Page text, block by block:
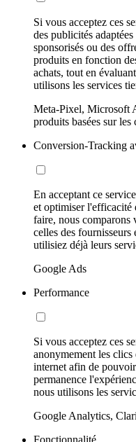
Si vous acceptez ces
des publicités
sponsorisés ou des
produits en fonction
achats, tout en
utilisons les services
Meta-Pixel, Microsoft
produits basées sur
Conversion-Tracking
En acceptant ce
et optimiser l'efficacité
faire, nous comparons
celles des
utilisiez déjà leurs
Google Ads
Performance
Si vous acceptez ces
anonymement les
internet afin de
permanence
nous utilisons les
Google Analytics,
Fonctionnalité